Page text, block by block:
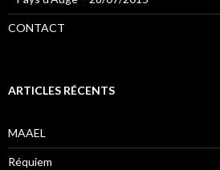
CONTACT
ARTICLES RÉCENTS
MAAEL
Réquiem